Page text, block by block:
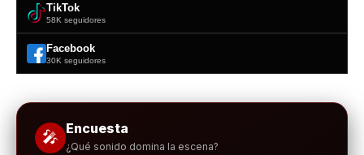
TikTok
58K seguidores
Facebook
30K seguidores
🎤 Encuesta
¿Qué sonido domina la escena?